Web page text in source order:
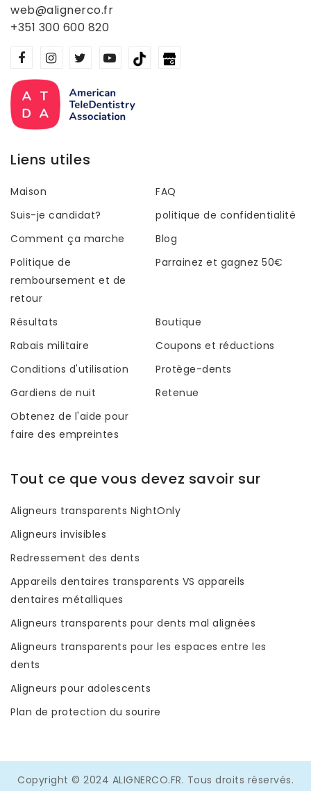
web@alignerco.fr
+351 300 600 820
Liens utiles
Maison
FAQ
Suis-je candidat?
politique de confidentialité
Comment ça marche
Blog
Politique de
remboursement et de
retour
Parrainez et gagnez 50€
Résultats
Boutique
Rabais militaire
Coupons et réductions
Conditions d'utilisation
Protège-dents
Gardiens de nuit
Retenue
Obtenez de l'aide pour
faire des empreintes
Tout ce que vous devez savoir sur
Aligneurs transparents NightOnly
Aligneurs invisibles
Redressement des dents
Appareils dentaires transparents VS appareils
dentaires métalliques
Aligneurs transparents pour dents mal alignées
Aligneurs transparents pour les espaces entre les
dents
Aligneurs pour adolescents
Plan de protection du sourire
Copyright © 2024 ALIGNERCO.FR. Tous droits réservés.